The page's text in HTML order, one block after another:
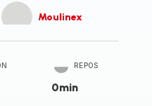
Moulinex
REPOS
0min